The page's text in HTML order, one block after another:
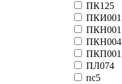
ПК125
ПКИ001
ПКН001
ПКН004
ПКП001
ПЛ074
пс5